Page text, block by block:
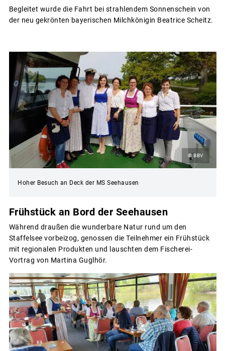
Begleitet wurde die Fahrt bei strahlendem Sonnenschein von
der neu gekrönten bayerischen Milchkönigin Beatrice Scheitz.
© BBV
Hoher Besuch an Deck der MS Seehausen
Frühstück an Bord der Seehausen
Während draußen die wunderbare Natur rund um den
Staffelsee vorbeizog, genossen die Teilnehmer ein Frühstück
mit regionalen Produkten und lauschten dem Fischerei-
Vortrag von Martina Guglhör.